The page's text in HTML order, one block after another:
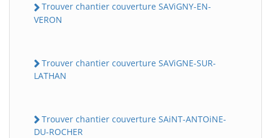
Trouver chantier couverture SAViGNY-EN-
VERON
Trouver chantier couverture SAViGNE-SUR-
LATHAN
Trouver chantier couverture SAiNT-ANTOiNE-
DU-ROCHER